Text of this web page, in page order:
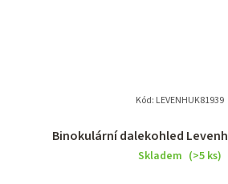
Binokulární dalekohled
Skladem (>5 ks)
Kód: LEVENHUK81939